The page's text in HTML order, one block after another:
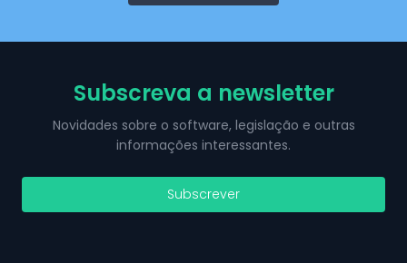
Subscreva a newsletter
Novidades sobre o software, legislação e outras
informações interessantes.
Subscrever